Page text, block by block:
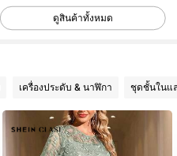
ดูสินค้าทั้งหมด
เครื่องประดับ & นาฬิกา ชุดชั้นในแ